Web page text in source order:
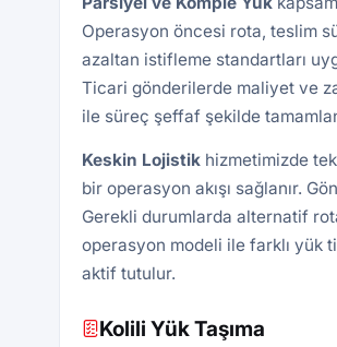
Operasyon öncesi rota, teslim
azaltan istifleme standartları
Ticari gönderilerde maliyet ve
ile süreç şeffaf şekilde
Keskin Lojistikhizmetimizde
bir operasyon akışı sağlanır.
Gerekli durumlarda alternatif
operasyon modeli ile farklı yük
aktif tutulur.
Kolili Yük Taşıma